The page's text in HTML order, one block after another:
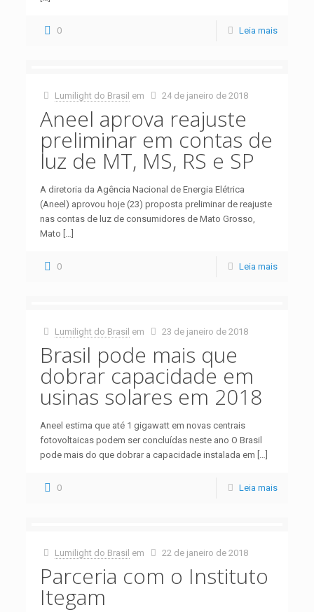
0 Leia mais
Lumilight do Brasil em 24 de janeiro de 2018
Aneel aprova reajuste
preliminar em contas de
luz de MT, MS, RS e SP
A diretoria da Agência Nacional de Energia Elétrica
(Aneel) aprovou hoje (23) proposta preliminar de reajuste
nas contas de luz de consumidores de Mato Grosso,
Mato […]
0 Leia mais
Lumilight do Brasil em 23 de janeiro de 2018
Brasil pode mais que
dobrar capacidade em
usinas solares em 2018
Aneel estima que até 1 gigawatt em novas centrais
fotovoltaicas podem ser concluídas neste ano O Brasil
pode mais do que dobrar a capacidade instalada em […]
0 Leia mais
Lumilight do Brasil em 22 de janeiro de 2018
Parceria com o Instituto
Itegam